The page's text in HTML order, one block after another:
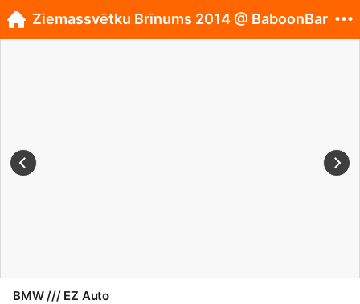
BMW /// EZ Auto
Ziemassvētku Brīnums 2014 @ BaboonBar